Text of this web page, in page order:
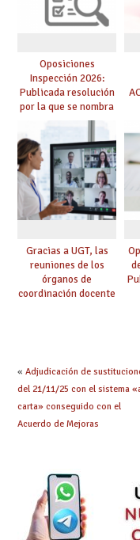
Oposiciones
Inspección 2026:
Publicada resolución
por la que se nombra
funcionarios/as en
prácticas, se regulan
dichas prácticas y se
convoca acto público
de adjudicación
Gracias a UGT, las
reuniones de los
órganos de
coordinación docente
centro
« Adjudicación de
del 21/11/25 con el sistema
carta» conseguido con el
Acuerdo de Mejoras